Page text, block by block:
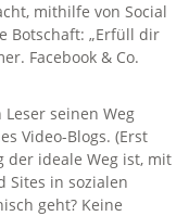
mithilfe von Social
Botschaft: „Erfüll dir
Facebook & Co.
seinen Weg
Video-Blogs. (Erst
der ideale Weg ist, mit
Sites in sozialen
geht? Keine